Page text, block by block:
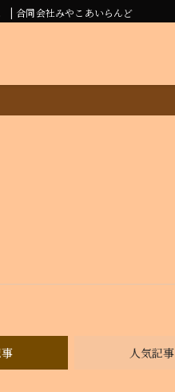
| 合同会社みやこあいらんど
人気記事